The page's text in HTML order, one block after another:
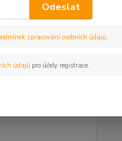
Odeslat
zpracování osobních údajů.
údajůpro účely registrace.